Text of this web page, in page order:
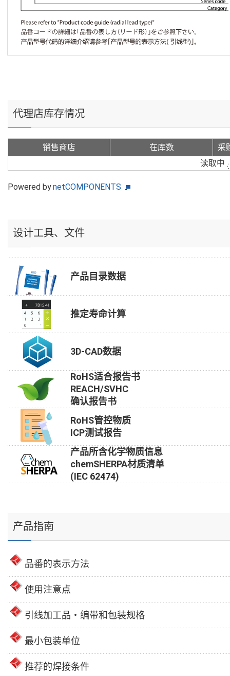
代理店库存情况
销售商店 在库数
采
读取中
Powered bynetCOMPONENTS
设计工具、文件
产品目录数据
推定寿命计算
3D-CAD数据
RoHS适合报告书
REACH/SVHC
确认报告书
RoHS管控物质
ICP测试报告
产品所含化学物质信息
chemSHERPA材质清单
(IEC 62474)
产品指南
品番的表示方法
使用注意点
引线加工品・编带和包装规格
最小包装单位
推荐的焊接条件